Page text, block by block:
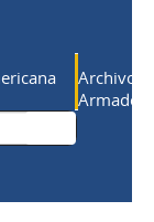
Archivo
Armado